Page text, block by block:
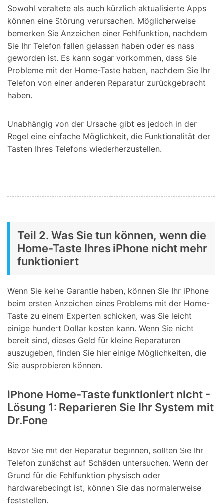
Sowohl veraltete als auch kürzlich aktualisierte Apps
können eine Störung verursachen. Möglicherweise
bemerken Sie Anzeichen einer Fehlfunktion, nachdem
Sie Ihr Telefon fallen gelassen haben oder es nass
geworden ist. Es kann sogar vorkommen, dass Sie
Probleme mit der Home-Taste haben, nachdem Sie Ihr
Telefon von einer anderen Reparatur zurückgebracht
haben.
Unabhängig von der Ursache gibt es jedoch in der
Regel eine einfache Möglichkeit, die Funktionalität der
Tasten Ihres Telefons wiederherzustellen.
Teil 2. Was Sie tun können, wenn die
Home-Taste Ihres iPhone nicht mehr
funktioniert
Wenn Sie keine Garantie haben, können Sie Ihr iPhone
beim ersten Anzeichen eines Problems mit der Home-
Taste zu einem Experten schicken, was Sie leicht
einige hundert Dollar kosten kann. Wenn Sie nicht
bereit sind, dieses Geld für kleine Reparaturen
auszugeben, finden Sie hier einige Möglichkeiten, die
Sie ausprobieren können.
iPhone Home-Taste funktioniert nicht -
Lösung 1: Reparieren Sie Ihr System mit
Dr.Fone
Bevor Sie mit der Reparatur beginnen, sollten Sie Ihr
Telefon zunächst auf Schäden untersuchen. Wenn der
Grund für die Fehlfunktion physisch oder
hardwarebedingt ist, können Sie das normalerweise
feststellen.